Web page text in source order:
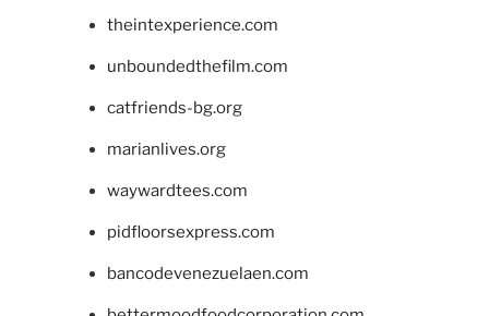
theintexperience.com
unboundedthefilm.com
catfriends-bg.org
marianlives.org
waywardtees.com
pidfloorsexpress.com
bancodevenezuelaen.com